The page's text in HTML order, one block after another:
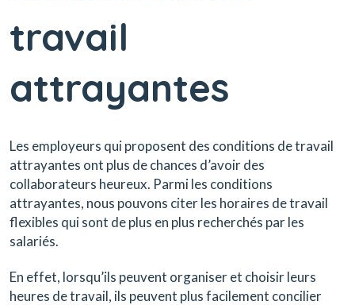
travail
attrayantes
Les employeurs qui proposent des conditions de travail
attrayantes ont plus de chances d’avoir des
collaborateurs heureux. Parmi les conditions
attrayantes, nous pouvons citer les horaires de travail
flexibles qui sont de plus en plus recherchés par les
salariés.
En effet, lorsqu’ils peuvent organiser et choisir leurs
heures de travail, ils peuvent plus facilement concilier